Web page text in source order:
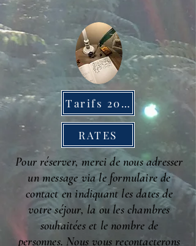
Tarifs 2026
RATES
Pour réserver, merci de nous adresser
un message via le formulaire de
contact en indiquant les dates de
votre séjour, la ou les chambres
souhaitées et le nombre de
personnes.Nous vous recontacterons